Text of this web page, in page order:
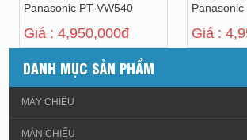
Panasonic PT-VW540
Giá : 4,950,000đ
Panasonic
Giá :
DANH MỤC SẢN PHẨM
MÁY CHIẾU
MÀN CHIẾU